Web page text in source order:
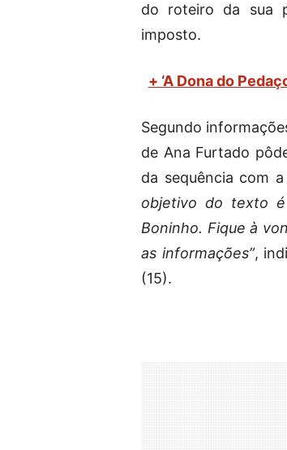
do roteiro da sua
imposto.
+ ‘A Dona do
Segundo
de Ana Furtado
da sequência com
objetivo do texto
Boninho. Fique à
as informações”,
(15).